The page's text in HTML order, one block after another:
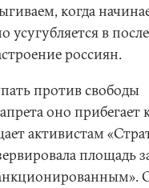
когда
усугубляется в
россиян.
против свободы
оно прибегает
активистам
площадь